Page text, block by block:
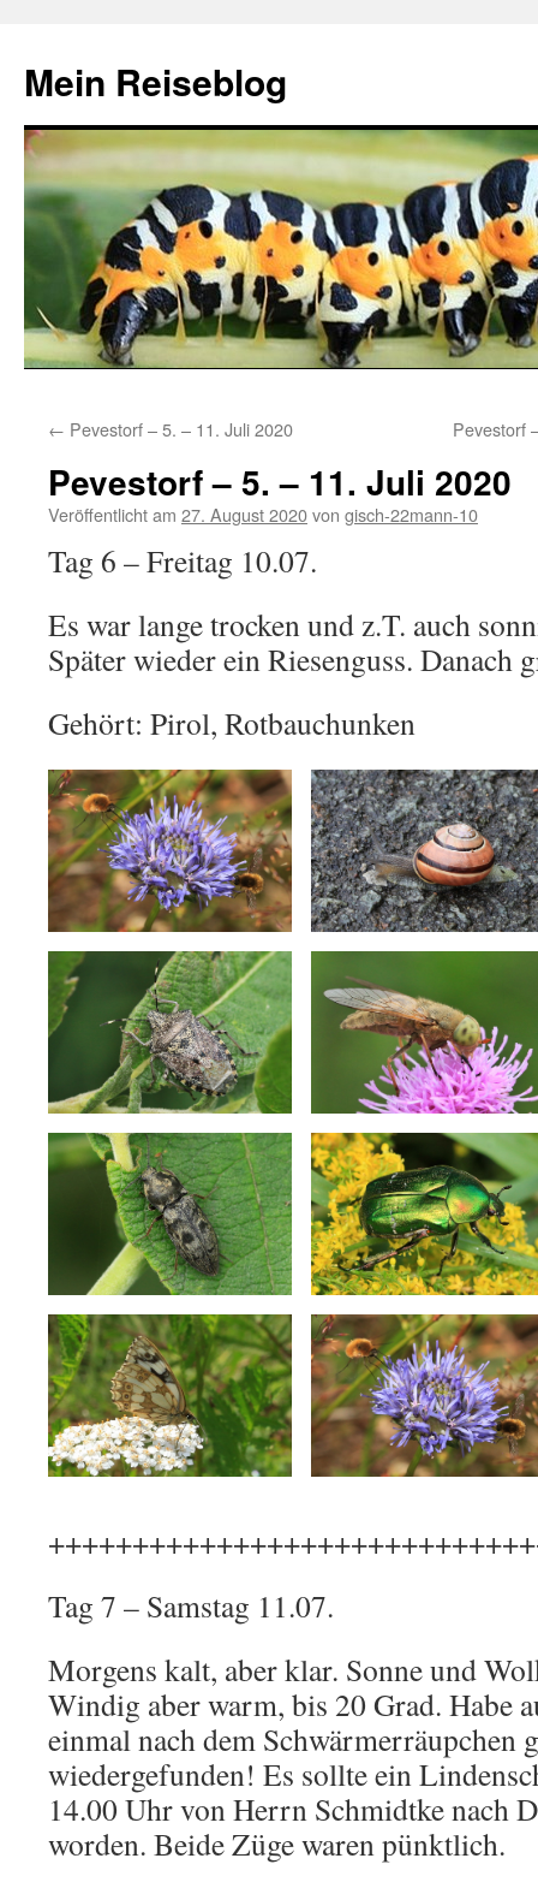
springen
Mein Reiseblog
← Pevestorf – 5. – 11. Juli 2020 Pevestorf
Pevestorf – 5. – 11. Juli 2020
Veröffentlicht am 27. August 2020von gisch-22mann-10
Tag 6 – Freitag 10.07.
Es war lange trocken und z.T. auch
Später wieder ein Riesenguss. Danach
Gehört: Pirol, Rotbauchunken
Tag 7 – Samstag 11.07.
Morgens kalt, aber klar. Sonne und
Windig aber warm, bis 20 Grad. Habe
einmal nach dem Schwärmerräupchen
wiedergefunden! Es sollte ein
14.00 Uhr von Herrn Schmidtke nach
worden. Beide Züge waren pünktlich.